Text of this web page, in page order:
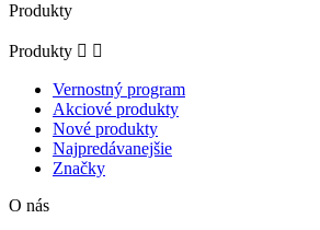
Produkty
Produkty  
Vernostný program
Akciové produkty
Nové produkty
Najpredávanejšie
Značky
O nás